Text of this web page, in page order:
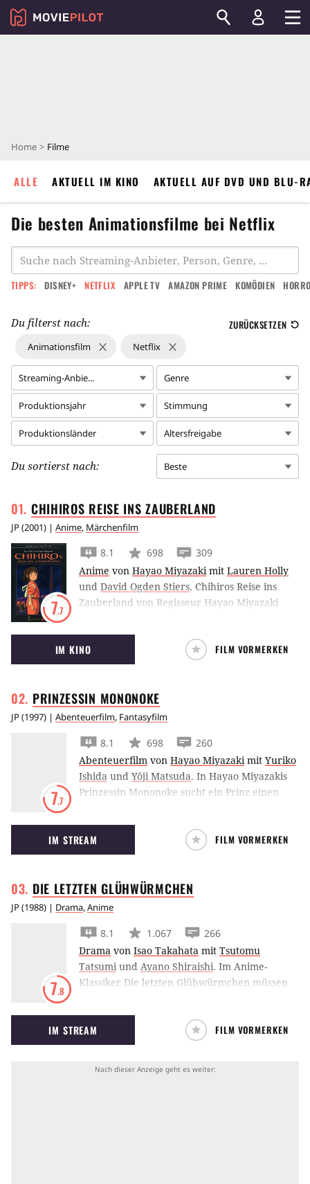
Home Filme
ALLE AKTUELL IM KINO AKTUELL AUF DVD UND BLU-
Die besten Animationsfilme bei Netflix
TIPPS: DISNEY+ NETFLIX APPLE TV AMAZON PRIME KOMÖDIEN
Du filterst nach: ZURÜCKSETZEN
Animationsfilm Netflix
Streaming-Anbie... Genre
Produktionsjahr Stimmung
Produktionsländer Altersfreigabe
Du sortierst nach: Beste
CHIHIROS REISE INSZAUBERLAND
JP(2001) | Anime, Märchenfilm
7.7
8.1 698
309
Anime von Hayao Miyazakimit Lauren Holly
und David Ogden Stiers. Chihiros Reise ins
Zauberland von Regisseur Hayao Miyazaki
Anime-Filme aller Zeiten. Er handelt von der
zehnjährigen Chihiro, die sich ohne ihre
Eltern in einer gruseligen Fantasiewelt mit
IM KINO FILM VORMERKEN
PRINZESSIN MONONOKE
JP(1997) | Abenteuerfilm, Fantasyfilm
7.7
8.1 698
260
Abenteuerfilm von Hayao Miyazakimit Yuriko
Ishida und Yôji Matsuda. In Hayao Miyazakis
Prinzessin Mononoke sucht ein Prinz einen
wildes Mädchen, das für die Tiergötter des
Waldes kämpft.
IM STREAM FILM VORMERKEN
DIE LETZTENGLÜHWÜRMCHEN
JP(1988) | Drama,Anime
7.8
8.1 1.067
266
Drama von Isao Takahata mit Tsutomu
Tatsumiund Ayano Shiraishi. Im Anime-
Klassiker Die letzten Glühwürmchen müssen
Krieg zerstörten Japan um ihr Überleben
kämpfen.
IM STREAM FILM VORMERKEN